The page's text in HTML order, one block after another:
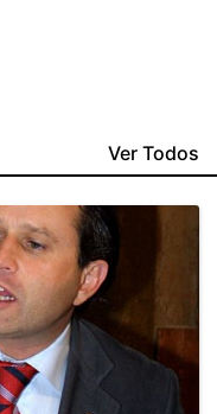
Ver Todos